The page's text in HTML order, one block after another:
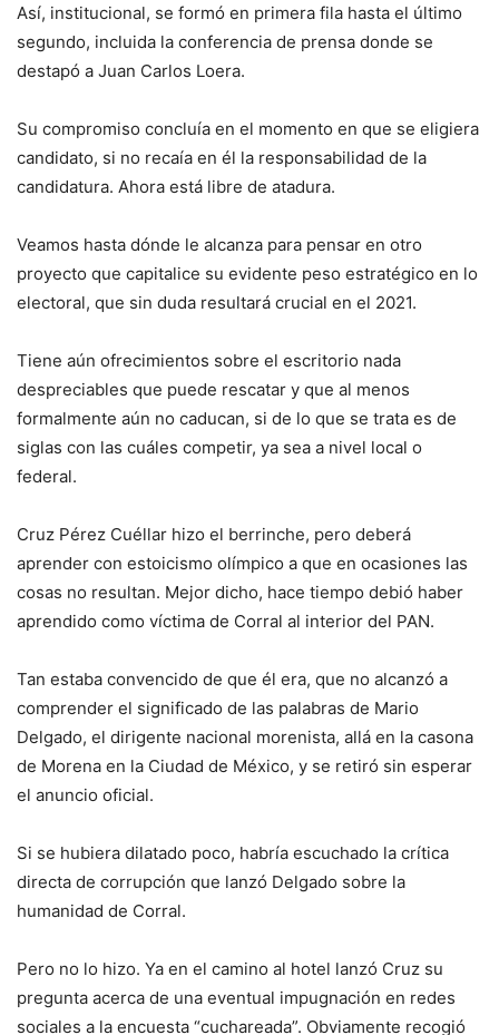
Así, institucional, se formó en primera fila hasta el último
segundo, incluida la conferencia de prensa donde se
destapó a Juan Carlos Loera.
Su compromiso concluía en el momento en que se eligiera
candidato, si no recaía en él la responsabilidad de la
candidatura. Ahora está libre de atadura.
Veamos hasta dónde le alcanza para pensar en otro
proyecto que capitalice su evidente peso estratégico en lo
electoral, que sin duda resultará crucial en el 2021.
Tiene aún ofrecimientos sobre el escritorio nada
despreciables que puede rescatar y que al menos
formalmente aún no caducan, si de lo que se trata es de
siglas con las cuáles competir, ya sea a nivel local o
federal.
Cruz Pérez Cuéllar hizo el berrinche, pero deberá
aprender con estoicismo olímpico a que en ocasiones las
cosas no resultan. Mejor dicho, hace tiempo debió haber
aprendido como víctima de Corral al interior del PAN.
Tan estaba convencido de que él era, que no alcanzó a
comprender el significado de las palabras de Mario
Delgado, el dirigente nacional morenista, allá en la casona
de Morena en la Ciudad de México, y se retiró sin esperar
el anuncio oficial.
Si se hubiera dilatado poco, habría escuchado la crítica
directa de corrupción que lanzó Delgado sobre la
humanidad de Corral.
Pero no lo hizo. Ya en el camino al hotel lanzó Cruz su
pregunta acerca de una eventual impugnación en redes
sociales a la encuesta “cuchareada”. Obviamente recogió